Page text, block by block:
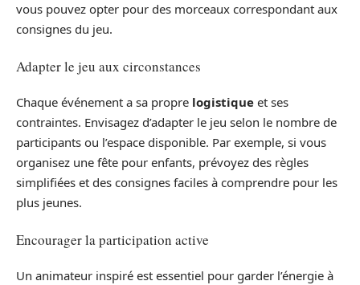
vous pouvez opter pour des morceaux correspondant aux
consignes du jeu.
Adapter le jeu aux circonstances
Chaque événement a sa propre logistique et ses
contraintes. Envisagez d’adapter le jeu selon le nombre de
participants ou l’espace disponible. Par exemple, si vous
organisez une fête pour enfants, prévoyez des règles
simplifiées et des consignes faciles à comprendre pour les
plus jeunes.
Encourager la participation active
Un animateur inspiré est essentiel pour garder l’énergie à